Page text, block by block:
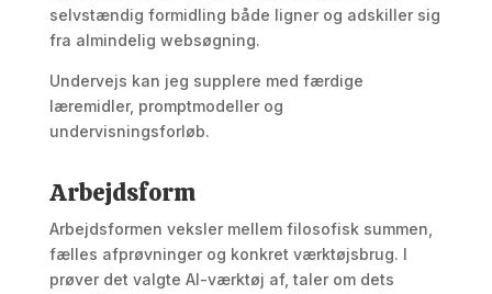
selvstændig formidling både ligner og adskiller sig
fra almindelig websøgning.
Undervejs kan jeg supplere med færdige
læremidler, promptmodeller og
undervisningsforløb.
Arbejdsform
Arbejdsformen veksler mellem filosofisk summen,
fælles afprøvninger og konkret værktøjsbrug. I
prøver det valgte AI-værktøj af, taler om dets